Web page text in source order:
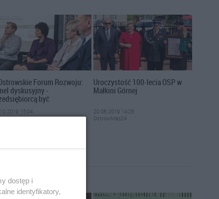
Forum Rozwoju:
dyskusyjny -
być
15:04
Uroczystość 100-lecia OSP w
Małkini Górnej
20.08.2019 14:28
OstrowMaz24
dostęp i
identyfikatory,